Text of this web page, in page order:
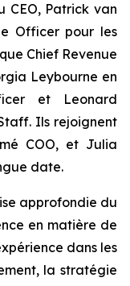
CEO, Patrick van
Officer pour les
Chief Revenue
Leybourne en
et Leonard
Ils rejoignent
COO, et Julia
date.
approfondie du
en matière de
dans les
la stratégie